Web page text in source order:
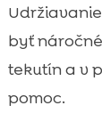
byť
tekutín a v
pomoc.